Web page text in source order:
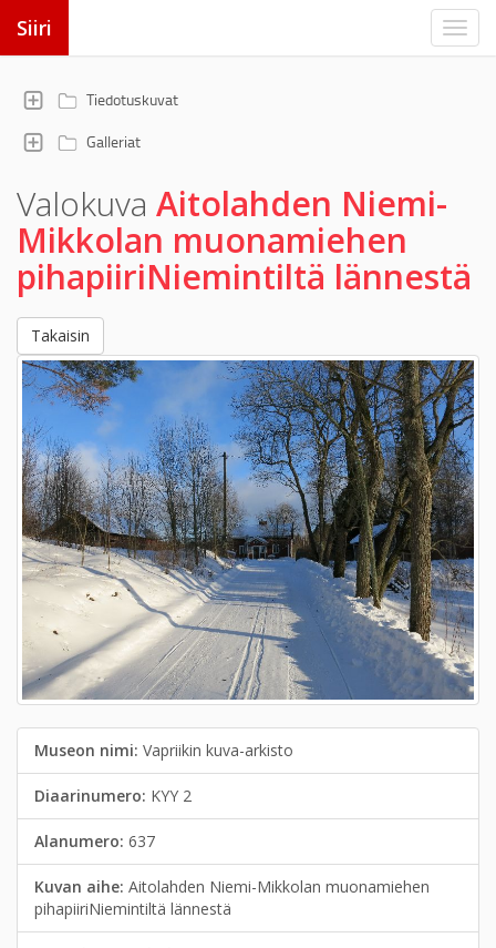
Siiri
Tiedotuskuvat
Galleriat
Valokuva Aitolahden Niemi-
Mikkolan muonamiehen
pihapiiriNiemintiltä lännestä
Takaisin
Museon nimi: Vapriikin kuva-arkisto
Diaarinumero: KYY 2
Alanumero: 637
Kuvan aihe: Aitolahden Niemi-Mikkolan muonamiehen
pihapiiriNiemintiltä lännestä